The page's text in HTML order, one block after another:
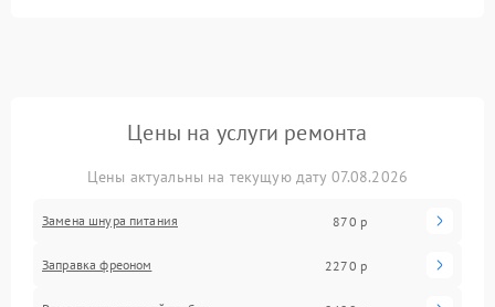
Цены на услуги ремонта
Цены актуальны на текущую дату 07.08.2026
Замена шнура питания 870 р
Заправка фреоном 2270 р